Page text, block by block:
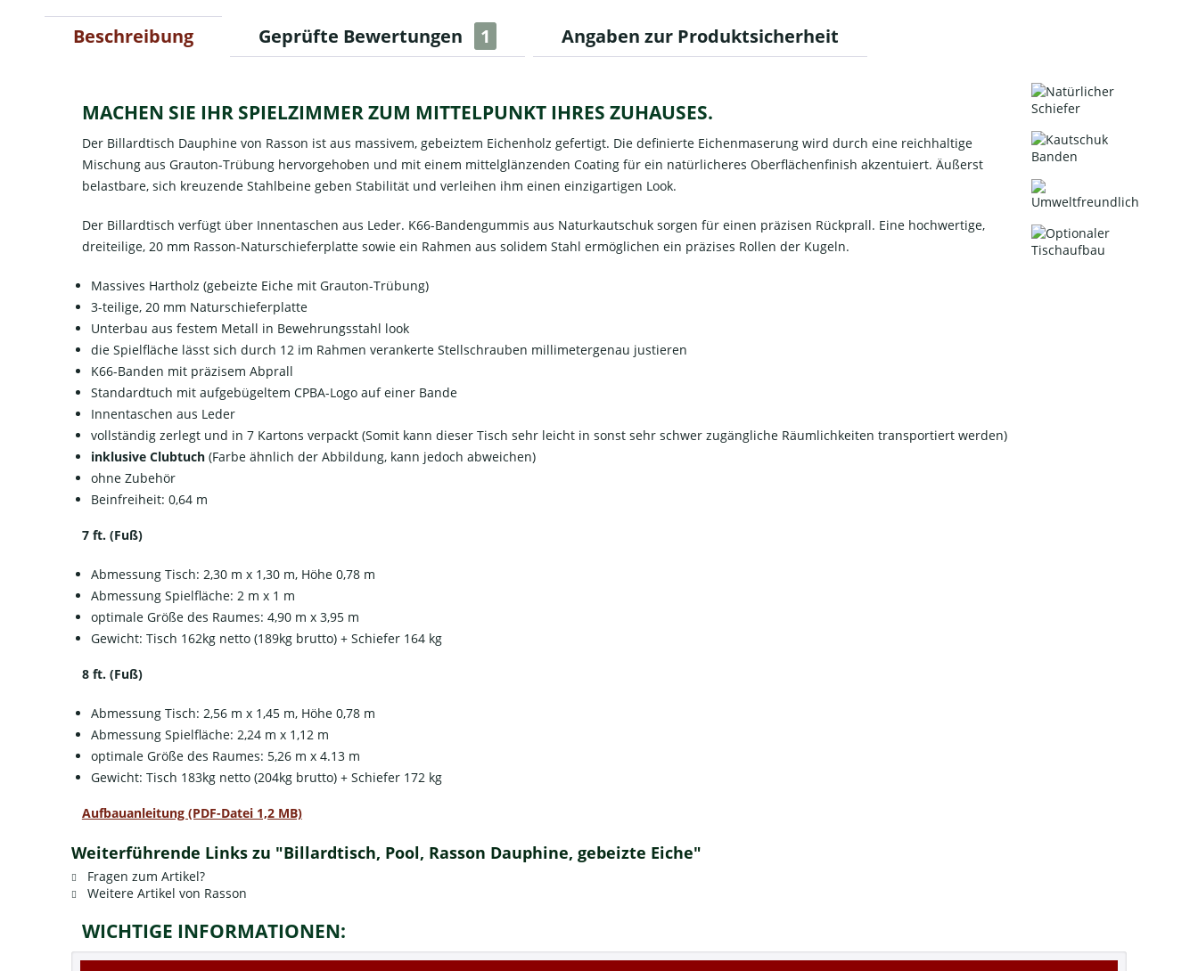
Beschreibung Geprüfte Bewertungen 1 Angaben zur Produktsicherheit
MACHEN SIE IHR SPIELZIMMER ZUM MITTELPUNKT IHRES ZUHAUSES.
Der Billardtisch Dauphine von Rasson ist aus massivem, gebeiztem Eichenholz gefertigt. Die definierte Eichenmaserung wird durch eine reichhaltige
Mischung aus Grauton-Trübung hervorgehoben und mit einem mittelglänzenden Coating für ein natürlicheres Oberflächenfinish akzentuiert. Äußerst
belastbare, sich kreuzende Stahlbeine geben Stabilität und verleihen ihm einen einzigartigen Look.
Der Billardtisch verfügt über Innentaschen aus Leder. K66-Bandengummis aus Naturkautschuk sorgen für einen präzisen Rückprall. Eine hochwertige,
dreiteilige, 20 mm Rasson-Naturschieferplatte sowie ein Rahmen aus solidem Stahl ermöglichen ein präzises Rollen der Kugeln.
Massives Hartholz (gebeizte Eiche mit Grauton-Trübung)
3-teilige, 20 mm Naturschieferplatte
Unterbau aus festem Metall in Bewehrungsstahl look
die Spielfläche lässt sich durch 12 im Rahmen verankerte Stellschrauben millimetergenau justieren
K66-Banden mit präzisem Abprall
Standardtuch mit aufgebügeltem CPBA-Logo auf einer Bande
Innentaschen aus Leder
vollständig zerlegt und in 7 Kartons verpackt (Somit kann dieser Tisch sehr leicht in sonst sehr schwer zugängliche Räumlichkeiten transportiert werden)
inklusive Clubtuch (Farbe ähnlich der Abbildung, kann jedoch abweichen)
ohne Zubehör
Beinfreiheit: 0,64 m
7 ft. (Fuß)
Abmessung Tisch: 2,30 m x 1,30 m, Höhe 0,78 m
Abmessung Spielfläche: 2 m x 1 m
optimale Größe des Raumes: 4,90 m x 3,95 m
Gewicht: Tisch 162kg netto (189kg brutto) + Schiefer 164 kg
8 ft. (Fuß)
Abmessung Tisch: 2,56 m x 1,45 m, Höhe 0,78 m
Abmessung Spielfläche: 2,24 m x 1,12 m
optimale Größe des Raumes: 5,26 m x 4.13 m
Gewicht: Tisch 183kg netto (204kg brutto) + Schiefer 172 kg
Aufbauanleitung (PDF-Datei 1,2 MB)
Weiterführende Links zu "Billardtisch, Pool, Rasson Dauphine, gebeizte Eiche"
Fragen zum Artikel?
Weitere Artikel von Rasson
WICHTIGE INFORMATIONEN: